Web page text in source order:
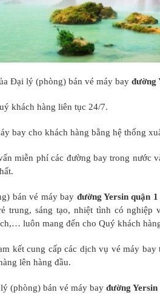
Đại lý (phòng) bán vé máy bay đường
khách hàng liên tục 24/7.
bay cho khách hàng bằng hệ thống
miễn phí các đường bay trong nước
bán vé máy bay đường Yersin quận 1
trung, sáng tạo, nhiệt tình có
luôn mang đến cho Quý khách
kết cung cấp các dịch vụ vé máy
lên hàng đầu.
(phòng) bán vé máy bay đường Yersin